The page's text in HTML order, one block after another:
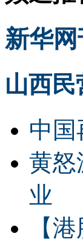
新华
山西
中国
黄怒
业
【港